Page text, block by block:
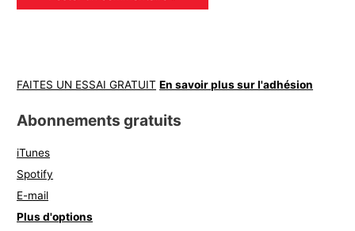
FAITES UN ESSAI GRATUIT En savoir plus sur l'adhésion
Abonnements gratuits
iTunes
Spotify
E-mail
Plus d'options